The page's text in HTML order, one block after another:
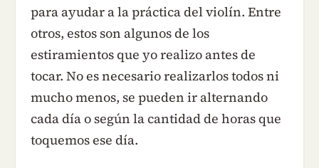
para ayudar a la práctica del violín. Entre
otros, estos son algunos de los
estiramientos que yo realizo antes de
tocar. No es necesario realizarlos todos ni
mucho menos, se pueden ir alternando
cada día o según la cantidad de horas que
toquemos ese día.